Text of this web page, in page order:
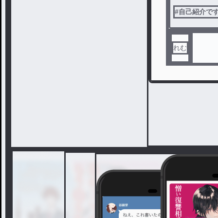
#自己紹介で
れむ